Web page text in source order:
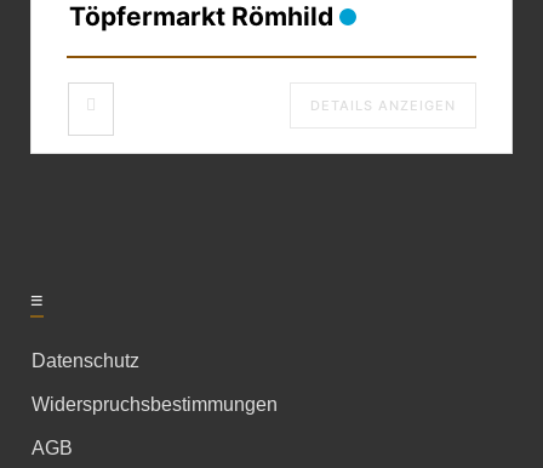
Töpfermarkt Römhild
DETAILS ANZEIGEN
≡
Datenschutz
Widerspruchsbestimmungen
AGB